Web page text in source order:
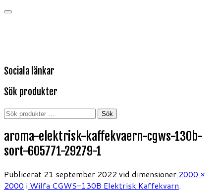
Sociala länkar
Sök produkter
Sök
Sök
aroma-elektrisk-kaffekvaern-cgws-130b-
sort-605771-29279-1
Publicerat 21 september 2022 vid dimensioner 2000 ×
2000 i Wilfa CGWS-130B Elektrisk Kaffekvarn.